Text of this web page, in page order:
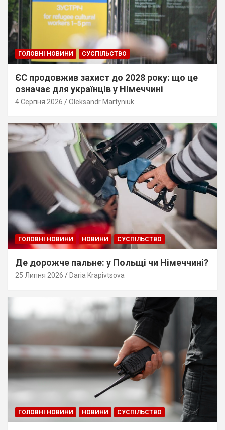
ГОЛОВНІ НОВИНИ СУСПІЛЬСТВО
ЄС продовжив захист до 2028 року: що це
означає для українців у Німеччині
4 Серпня 2026 Oleksandr Martyniuk
ГОЛОВНІ НОВИНИ НОВИНИ СУСПІЛЬСТВО
Де дорожче пальне: у Польщі чи Німеччині?
25 Липня 2026 Daria Krapivtsova
ГОЛОВНІ НОВИНИ НОВИНИ СУСПІЛЬСТВО